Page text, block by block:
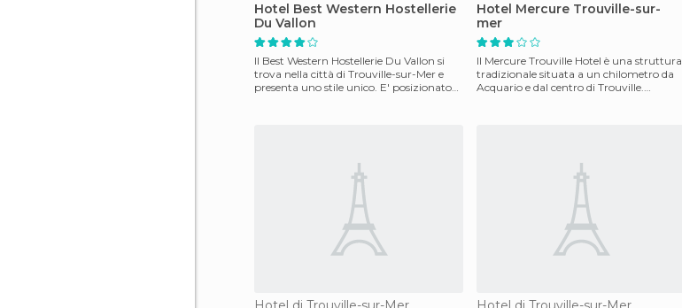
Hotel Best Western Hostellerie
Du Vallon
Il Best Western Hostellerie Du Vallon si
trova nella città di Trouville-sur-Mer e
presenta uno stile unico. E' posizionato
Hotel Mercure Trouville-sur-
mer
Il Mercure Trouville Hotel è una struttura
tradizionale situata a un chilometro da
Acquario e dal centro di Trouville.